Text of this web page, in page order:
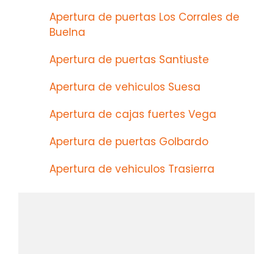
Apertura de puertas Los Corrales de
Buelna
Apertura de puertas Santiuste
Apertura de vehiculos Suesa
Apertura de cajas fuertes Vega
Apertura de puertas Golbardo
Apertura de vehiculos Trasierra